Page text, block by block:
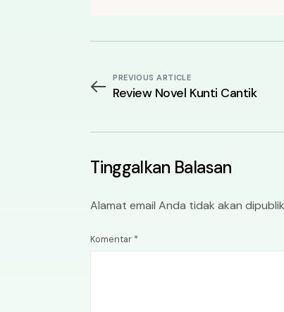
PREVIOUS ARTICLE
Review Novel Kunti Cantik
Tinggalkan Balasan
Alamat email Anda tidak akan
Komentar *